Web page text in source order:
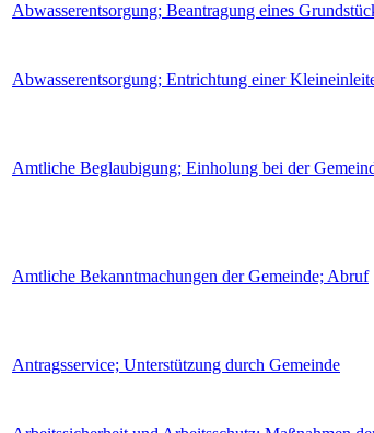
Abwasserentsorgung; Beantragung eines
Abwasserentsorgung; Entrichtung einer
Amtliche Beglaubigung; Einholung bei der
Amtliche Bekanntmachungen der Gemeinde; Abruf
Antragsservice; Unterstützung durch Gemeinde